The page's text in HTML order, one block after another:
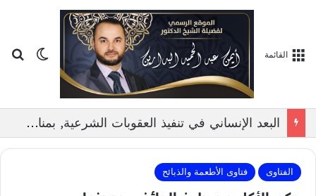
الوضع القائمة
البعد الإنساني في تنفيذ العقوبات الشرعية, بمناقشة الدكتور ايمن البدارين
الفتاوى فتاوى الأطعمة والذبائح